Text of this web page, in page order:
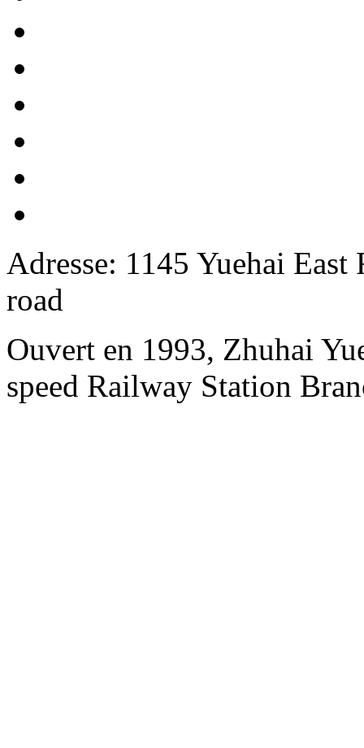
Adresse: 1145 Yuehai
road
Ouvert en 1993, Zhuhai
speed Railway Station